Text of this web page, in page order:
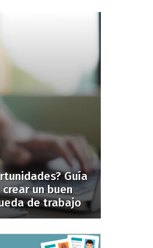
Guía
un buen
de trabajo